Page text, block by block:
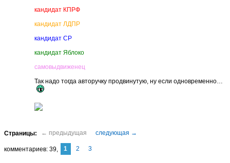
кандидат КПРФ
кандидат ЛДПР
кандидат СР
кандидат Яблоко
самовыдвиженец
Так надо тогда авторучку продвинутую, ну если одновременно…
комментариев 39 1 2 3